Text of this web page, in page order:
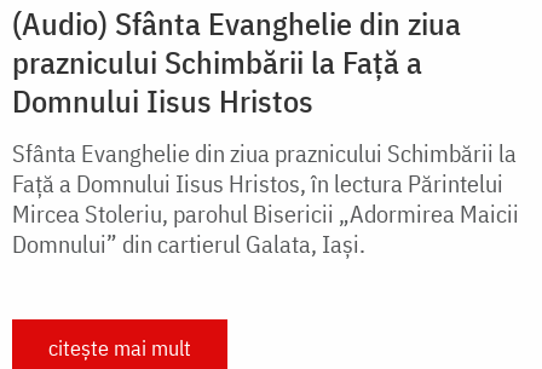
(Audio) Sfânta Evanghelie din ziua
praznicului Schimbării la Față a
Domnului Iisus Hristos
Sfânta Evanghelie din ziua praznicului Schimbării la
Față a Domnului Iisus Hristos, în lectura Părintelui
Mircea Stoleriu, parohul Bisericii „Adormirea Maicii
Domnului” din cartierul Galata, Iași.
citește mai mult